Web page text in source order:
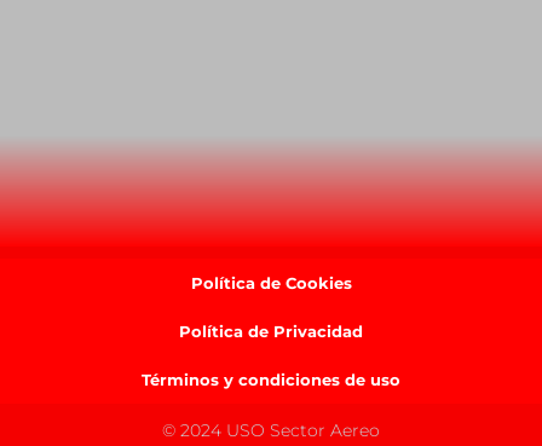
Política de Cookies
Política de Privacidad
Términos y condiciones de uso
© 2024 USO Sector Aereo